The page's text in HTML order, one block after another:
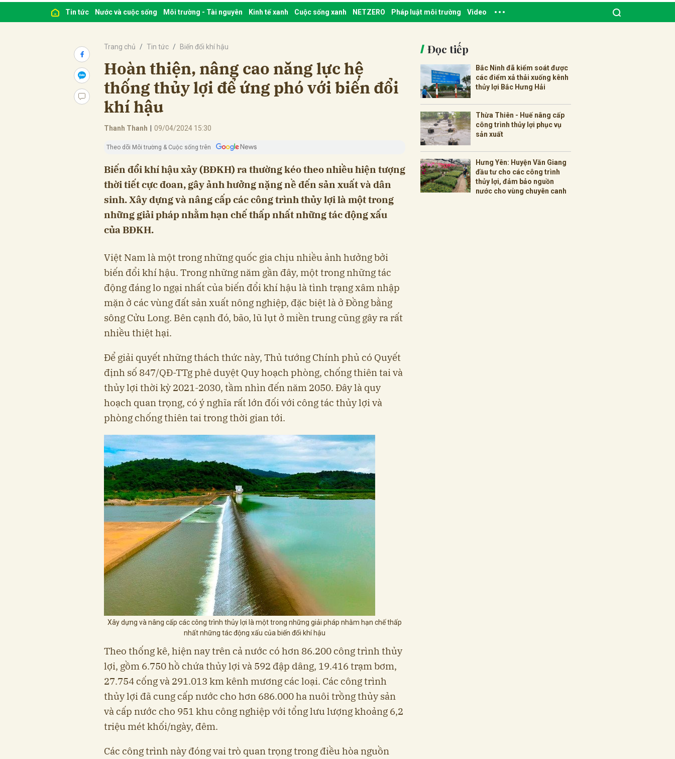
Tin tức Nước và cuộc sống Môi trường - Tài nguyên Kinh tế xanh Cuộc sống xanh NETZERO Pháp luật môi trường Video
Trang chủ Tin tức Biến đổi khí hậu
Hoàn thiện, nâng cao năng lực hệ
thống thủy lợi để ứng phó với biến đổi
khí hậu
Thanh Thanh 09/04/2024 15:30
Theo dõi Môi trường & Cuộc sống trên
Biến đổi khí hậu xảy (BĐKH) ra thường kéo theo nhiều hiện tượng
thời tiết cực đoan, gây ảnh hưởng nặng nề đến sản xuất và dân
sinh. Xây dựng và nâng cấp các công trình thủy lợi là một trong
những giải pháp nhằm hạn chế thấp nhất những tác động xấu
của BĐKH.
Việt Nam là một trong những quốc gia chịu nhiều ảnh hưởng bởi
biến đổi khí hậu. Trong những năm gần đây, một trong những tác
động đáng lo ngại nhất của biến đổi khí hậu là tình trạng xâm nhập
mặn ở các vùng đất sản xuất nông nghiệp, đặc biệt là ở Đồng bằng
sông Cửu Long. Bên cạnh đó, bão, lũ lụt ở miền trung cũng gây ra rất
nhiều thiệt hại.
Để giải quyết những thách thức này, Thủ tướng Chính phủ có Quyết
định số 847/QĐ-TTg phê duyệt Quy hoạch phòng, chống thiên tai và
thủy lợi thời kỳ 2021-2030, tầm nhìn đến năm 2050. Đây là quy
hoạch quan trọng, có ý nghĩa rất lớn đối với công tác thủy lợi và
phòng chống thiên tai trong thời gian tới.
Xây dựng và nâng cấp các công trình thủy lợi là một trong những giải pháp nhằm hạn chế thấp
nhất những tác động xấu của biến đổi khí hậu
Theo thống kê, hiện nay trên cả nước có hơn 86.200 công trình thủy
lợi, gồm 6.750 hồ chứa thủy lợi và 592 đập dâng, 19.416 trạm bơm,
27.754 cống và 291.013 km kênh mương các loại. Các công trình
thủy lợi đã cung cấp nước cho hơn 686.000 ha nuôi trồng thủy sản
và cấp nước cho 951 khu công nghiệp với tổng lưu lượng khoảng 6,2
triệu mét khối/ngày, đêm.
Các công trình này đóng vai trò quan trọng trong điều hòa nguồn
Đọc tiếp
Bắc Ninh đã kiểm soát được
các điểm xả thải xuống kênh
thủy lợi Bắc Hưng Hải
Thừa Thiên - Huế nâng cấp
công trình thủy lợi phục vụ
sản xuất
Hưng Yên: Huyện Văn Giang
đầu tư cho các công trình
thủy lợi, đảm bảo nguồn
nước cho vùng chuyên canh